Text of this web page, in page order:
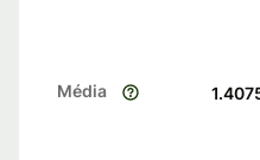
Média